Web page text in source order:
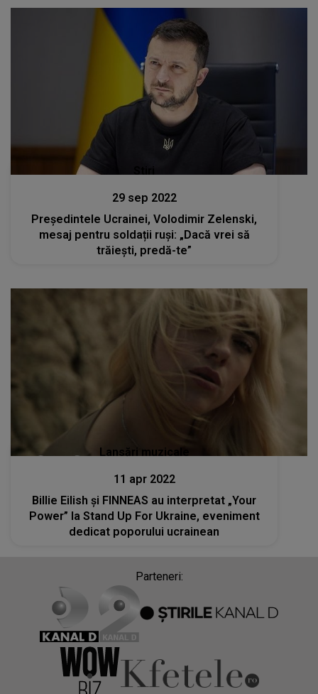
29 sep 2022
Preşedintele Ucrainei, Volodimir Zelenski,
mesaj pentru soldații ruși: „Dacă vrei să
trăiești, predă-te”
Lansări muzicale
11 apr 2022
Billie Eilish și FINNEAS au interpretat „Your
Power” la Stand Up For Ukraine, eveniment
dedicat poporului ucrainean
Parteneri: